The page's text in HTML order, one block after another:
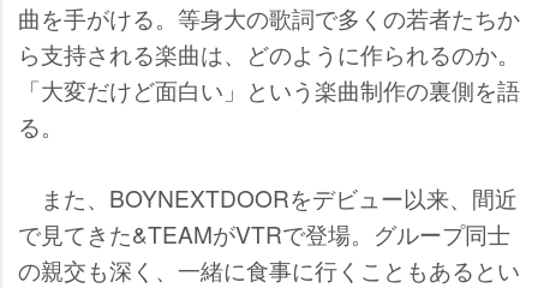
曲を手がける。等身大の歌詞で多くの若者たちか
ら支持される楽曲は、どのように作られるのか。
「大変だけど面白い」という楽曲制作の裏側を語
る。
また、BOYNEXTDOORをデビュー以来、間近
で見てきた&TEAMがVTRで登場。グループ同士
の親交も深く、一緒に食事に行くこともあるとい